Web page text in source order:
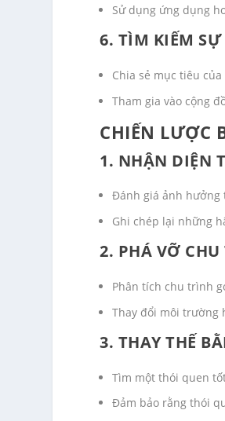
Sử dụng ứng dụng
6. TÌM KIẾM
Chia sẻ mục tiêu
Tham gia vào cộng
CHIẾN LƯỢC
1. NHẬN DIỆN
Đánh giá ảnh hưởng
Ghi chép lại những
2. PHÁ VỠ
Phân tích chu trình
Thay đổi môi trường
3. THAY THẾ
Tìm một thói quen
Đảm bảo rằng thói